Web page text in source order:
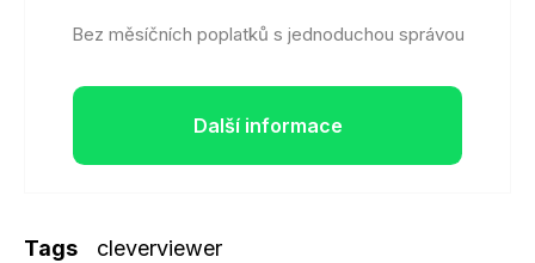
Bez měsíčních poplatků s jednoduchou správou
Další informace
Tags cleverviewer